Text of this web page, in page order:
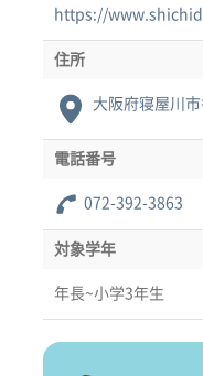
https://
住所
大阪府寝屋川
電話番号
072-392-3863
対象学年
年長~小学3年生